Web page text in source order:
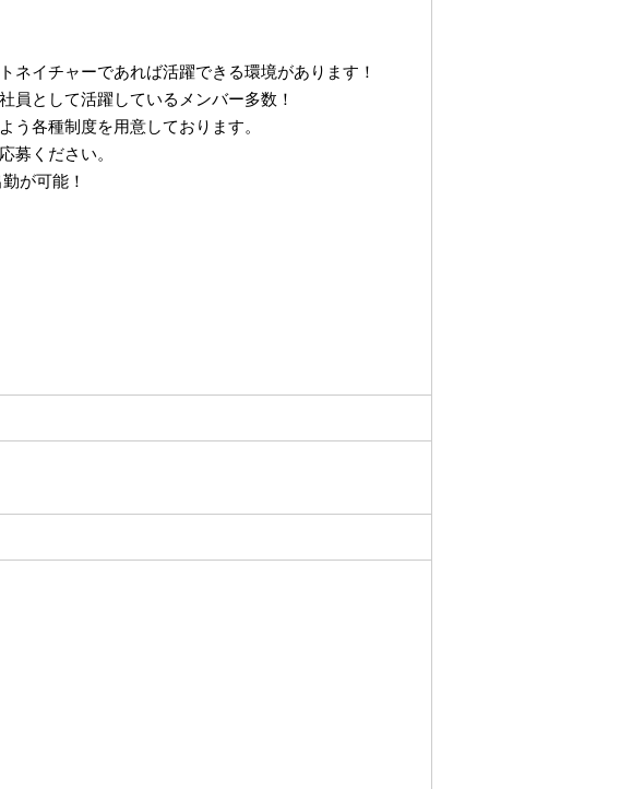
イチャーであれば活躍できる環境があります！
員として活躍しているメンバー多数！
う各種制度を用意しております。
募ください。
が可能！